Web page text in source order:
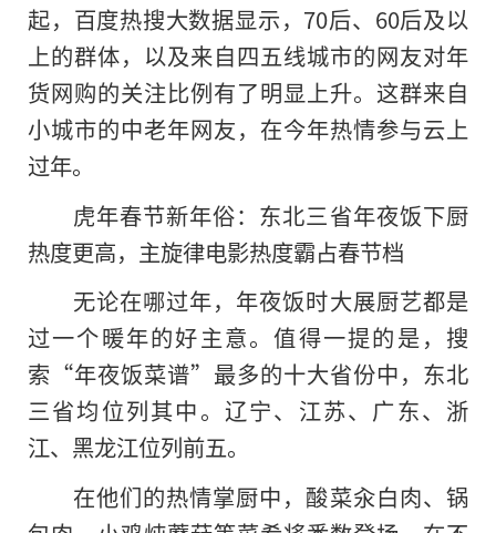
起，百度热搜大数据显示，70后、60后及以
上的群体，以及来自四五线城市的网友对年
货网购的关注比例有了明显上升。这群来自
小城市的中老年网友，在今年热情参与云上
过年。
虎年春节新年俗：东北三省年夜饭下厨
热度更高，主旋律电影热度霸占春节档
无论在哪过年，年夜饭时大展厨艺都是
过一个暖年的好主意。值得一提的是，搜
索“年夜饭菜谱”最多的十大省份中，东北
三省均位列其中。辽宁、江苏、广东、浙
江、黑龙江位列前五。
在他们的热情掌厨中，酸菜汆白肉、锅